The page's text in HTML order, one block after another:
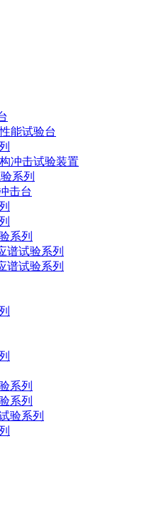
能试验台
冲击试验装置
系列
击台
系列
谱试验系列
谱试验系列
系列
系列
验系列